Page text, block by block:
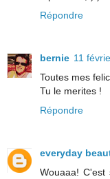
Répondre
bernie 11
Toutes mes
Tu le merites !
Répondre
everyday
Wouaaa!